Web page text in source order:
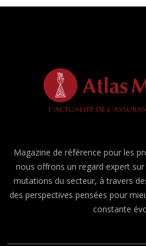
Magazine de référence pour les
nous offrons un regard expert sur
mutations du secteur, à travers
des perspectives pensées pour
constante